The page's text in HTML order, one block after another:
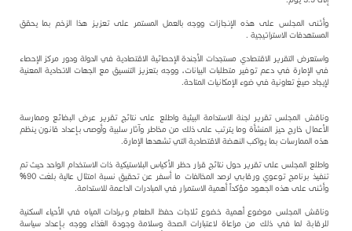
وأثنى المجلس على هذه الإنجازات ووجه بالعمل المستمر على تعزيز هذا الزخم بما يحقق
المستهدفات الاستراتيجية .
واستعرض التقرير الاقتصادي مستجدات الأجندة الإحصائية الاقتصادية في الدولة ودور مركز الإحصاء
في الإمارة في دعم توفير متطلبات البيانات، ووجه بتعزيز التنسيق مع الجهات الاتحادية المعنية
لإيجاد صيغ تعاونية في ضوء الإمكانيات المتاحة.
وناقش المجلس تقرير لجنة الاستدامة البيئية واطلع على نتائج تقرير عرض البضائع وممارسة
الأعمال خارج حيز المنشأة وما يترتب على ذلك من مخاطر وآثار سلبية وأوصى بإعداد قانون ينظم
هذه الممارسات بما يواكب النهضة الاقتصادية التي تشهدها الإمارة.
واطلع المجلس على تقرير حول نتائج قرار حظر الأكياس البلاستيكية ذات الاستخدام الواحد حيث تم
تنفيذ برنامج توعوي ورقابي لرصد المخالفات ما أسفر عن تحقيق نسبة امتثال عالية بلغت 90%
وأثنى على هذه الجهود مؤكداً أهمية الاستمرار في المبادرات الداعمة للاستدامة.
وناقش المجلس موضوع أهمية خضوع ثلاجات حفظ الطعام وبرادات المياه في الأحياء السكنية
للرقابة لما في ذلك من مراعاة لاعتبارات الصحة وسلامة وجودة الغذاء ووجه بإعداد سياسة